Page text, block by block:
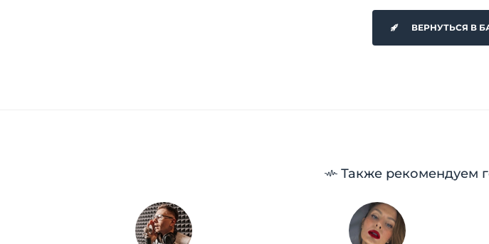
ВЕРНУТЬСЯ В
Также рекомендуем